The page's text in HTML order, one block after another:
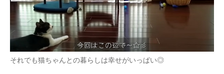
それでも猫ちゃんとの暮らしは幸せがいっぱい◎